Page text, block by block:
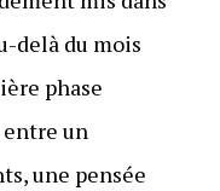
delà du mois
phase
entre un
une pensée